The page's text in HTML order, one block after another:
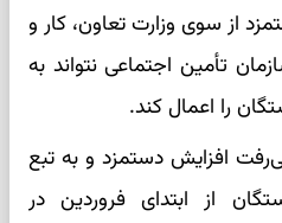
از سوی وزارت تعاون، کار و
تأمین اجتماعی نتواند به
را اعمال کند.
افزایش دستمزد و به تبع
از ابتدای فروردین در